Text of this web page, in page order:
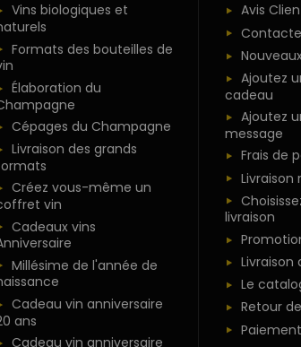
Vins biologiques et
Formats des bouteilles de
Élaboration du
Cépages du Champagne
Livraison des grands
Créez vous-même un
vin
Cadeaux vins
Millésime de l'année de
Cadeau vin anniversaire
ans
Cadeau vin anniversaire
Avis
Ajoutez
cadeau
Ajoutez
message
Frais de
Livraison
livraison
Livraison
Le
Retour